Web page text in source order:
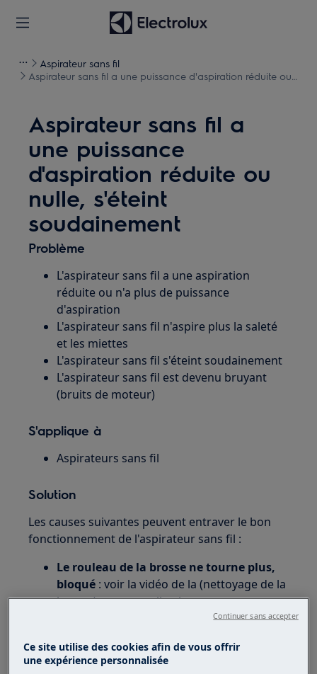
Aspirateur sans fil
Aspirateur sans fil a une puissance d'aspiration réduite ou
Aspirateur sans fil a
une puissance
d'aspiration réduite ou
nulle, s'éteint
soudainement
Problème
L'aspirateur sans fil a une aspiration
réduite ou n'a plus de puissance
d'aspiration
L'aspirateur sans fil n'aspire plus la saleté
et les miettes
L'aspirateur sans fil s'éteint soudainement
L'aspirateur sans fil est devenu bruyant
(bruits de moteur)
S'applique à
Aspirateurs sans fil
Solution
Les causes suivantes peuvent entraver le bon
fonctionnement de l'aspirateur sans fil :
Le rouleau de la brosse ne tourne plus,
bloqué : voir la vidéo de la (nettoyage de la
brosse) et son application.
Voyez nos instructions supplémentaires
Ce site utilise des cookies afin de vous offrir
une expérience personnalisée
Continuer sans accepter